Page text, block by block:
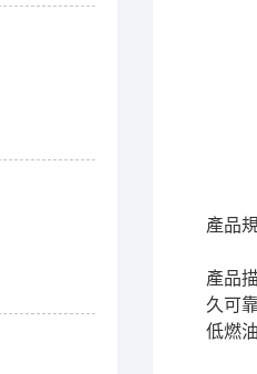
產品
產品
久可
低燃